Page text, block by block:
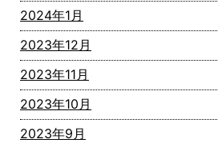
2024年1月
2023年12月
2023年11月
2023年10月
2023年9月